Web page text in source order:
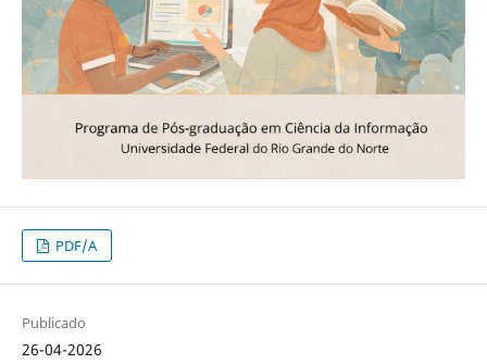
PDF/A
Publicado
26-04-2026